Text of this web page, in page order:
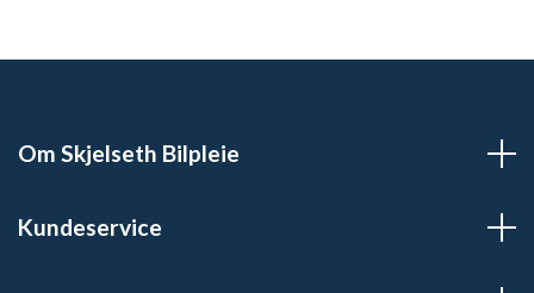
Om Skjelseth Bilpleie
Kundeservice